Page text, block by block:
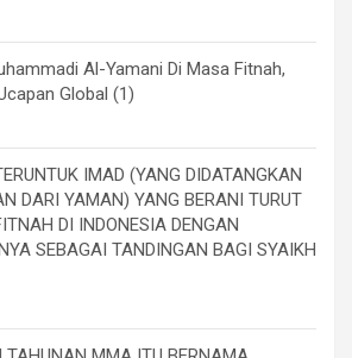
Al-Yamani Di Masa Fitnah,
Global (1)
IMAD (YANG DIDATANGKAN
DARI YAMAN) YANG BERANI TURUT
DI INDONESIA DENGAN
SEBAGAI TANDINGAN BAGI SYAIKH